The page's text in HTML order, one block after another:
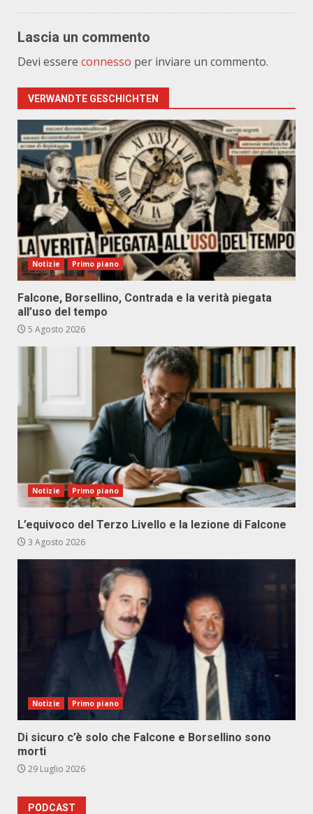
Lascia un commento
Devi essere connesso per inviare un commento.
VERWANDTE GESCHICHTEN
Notizie Primo piano
Falcone, Borsellino, Contrada e la verità piegata
all’uso del tempo
5 Agosto 2026
Notizie Primo piano
L’equivoco del Terzo Livello e la lezione di Falcone
3 Agosto 2026
Notizie Primo piano
Di sicuro c’è solo che Falcone e Borsellino sono
morti
29 Luglio 2026
PODCAST